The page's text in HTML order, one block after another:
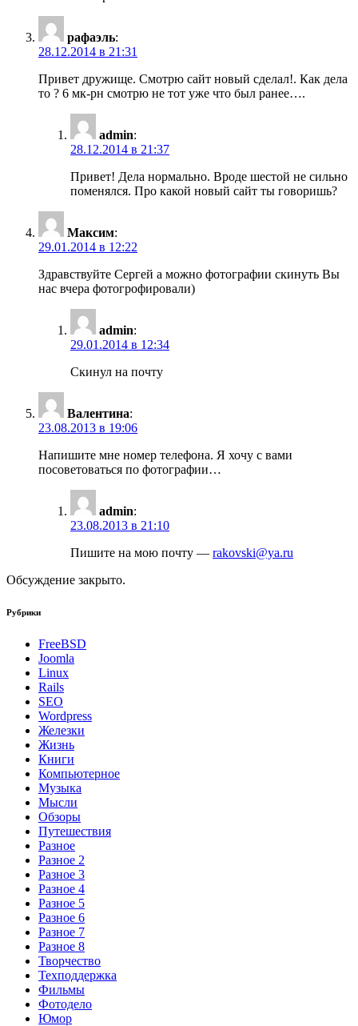
рафаэль:
28.12.2014 в 21:31
Привет дружище. Смотрю сайт новый сделал!. Как дела
то ? 6 мк-рн смотрю не тот уже что был ранее….
admin:
28.12.2014 в 21:37
Привет! Дела нормально. Вроде шестой не сильно
поменялся. Про какой новый сайт ты говоришь?
Максим:
29.01.2014 в 12:22
Здравствуйте Сергей а можно фотографии скинуть Вы
нас вчера фотогрофировали)
admin:
29.01.2014 в 12:34
Скинул на почту
Валентина:
23.08.2013 в 19:06
Напишите мне номер телефона. Я хочу с вами
посоветоваться по фотографии…
admin:
23.08.2013 в 21:10
Пишите на мою почту — rakovski@ya.ru
Обсуждение закрыто.
Рубрики
FreeBSD
Joomla
Linux
Rails
SEO
Wordpress
Железки
Жизнь
Книги
Компьютерное
Музыка
Мысли
Обзоры
Путешествия
Разное
Разное 2
Разное 3
Разное 4
Разное 5
Разное 6
Разное 7
Разное 8
Творчество
Техподдержка
Фильмы
Фотодело
Юмор